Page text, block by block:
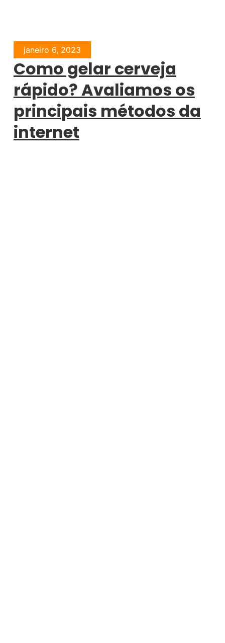
janeiro 6, 2023
Como gelar cerveja
rápido? Avaliamos os
principais métodos da
internet